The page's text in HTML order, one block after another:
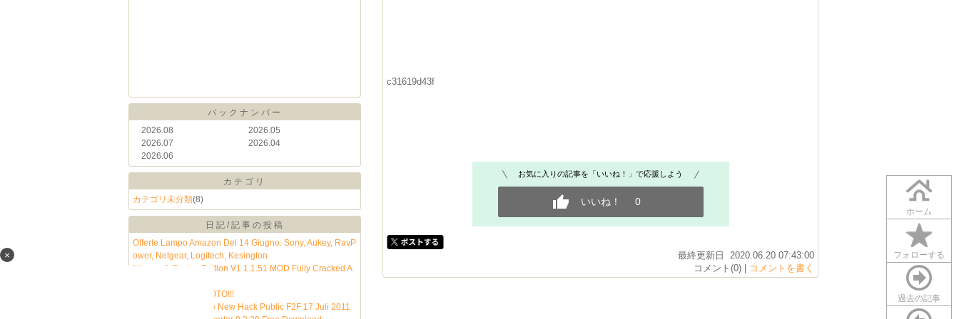
ホーム
フォローする
過去の記事
×
バックナンバー
2026.08
2026.07
2026.06
2026.05
2026.04
カテゴリ
カテゴリ未分類(8)
日記/記事の投稿
Offerte Lampo Amazon Del 14 Giugno: Sony, Aukey, RavP
ower, Netgear, Logitech, Kesington
Minecraft: Pocket Edition V1.1.1.51 MOD Fully Cracked A
Veracruz… FOTO! FOTO!!!
FullHack 1Hit Update New Hack Public F2F 17 Juli 2011
c31619d43f
お気に入りの記事を「いいね！」で応援しよう
いいね！ 0
最終更新日 2020.06.20 07:43:00
コメント(0) |
コメントを書く